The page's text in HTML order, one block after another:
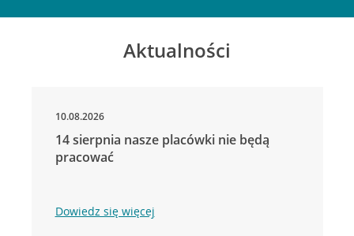
Aktualności
10.08.2026
14 sierpnia nasze placówki nie będą
pracować
Dowiedz się więcej